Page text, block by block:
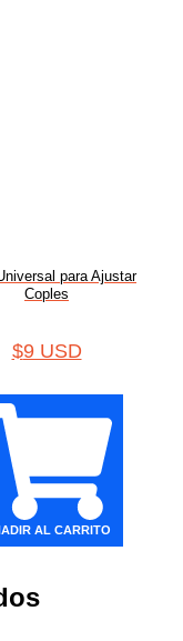
para Ajustar
Coples
$9 USD
AL CARRITO